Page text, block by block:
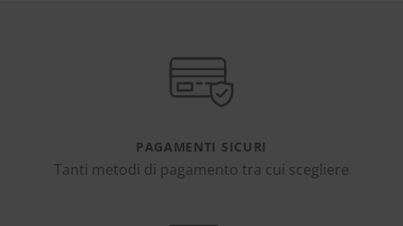
PAGAMENTI SICURI
Tanti metodi di pagamento tra cui scegliere